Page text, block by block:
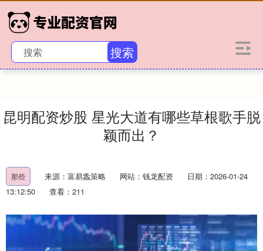
搜索
昆明配资炒股 星光大道有哪些草根歌手脱
颖而出？
那些 来源：富易螽策略 网站：钱龙配资
日期：2026-01-24
13:12:50
查看：211